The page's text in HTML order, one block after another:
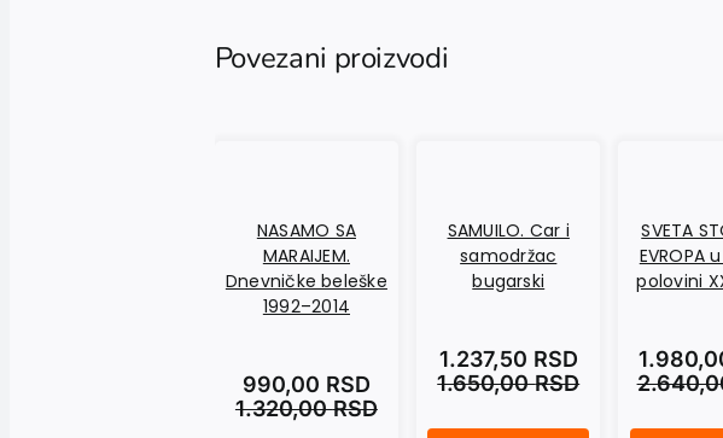
Povezani proizvodi
NASAMO SA
MARAIJEM.
Dnevničke beleške
1992–2014
1.320,00RSD
990,00 RSD
SAMUILO. Car i
samodržac
bugarski
1.650,00RSD
1.237,50 RSD
SVETA
EVROPA
polovini